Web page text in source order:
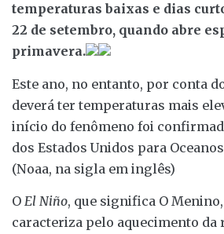
temperaturas baixas e dias
22 de setembro, quando abre
primavera.
Este ano, no entanto, por conta
deverá ter temperaturas mais
início do fenômeno foi
dos Estados Unidos para
(Noaa, na sigla em inglês)
O El Niño, que significa O
caracteriza pelo aquecimento da